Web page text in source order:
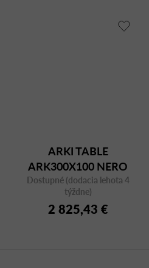
ARKI TABLE
ARK300X100 NERO
FMPNE
Dostupné (dodacia lehota 4
týždne)
2 825,43 €